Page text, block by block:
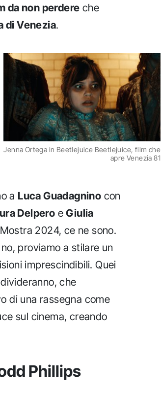
da non perdere che
di Venezia.
Jenna Ortega in Beetlejuice Beetlejuice, film che
apre Venezia 81
a Luca Guadagnino con
Delpero eGiulia
2024, ce ne sono.
proviamo a stilare un
imprescindibili. Quei
che
di una rassegna come
sul cinema, creando
Phillips